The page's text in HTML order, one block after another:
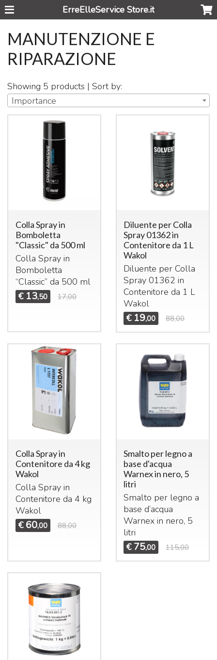
ErreElleService Store.it
MANUTENZIONE E
RIPARAZIONE
Showing 5 products | Sort by:
Importance
Colla Spray in
Bomboletta
"Classic" da 500 ml
Colla Spray in
Bomboletta
“Classic” da 500 ml
€ 13,50 17,00
Diluente per Colla
Spray 01362 in
Contenitore da 1 L
Wakol
Diluente per Colla
Spray 01362 in
Contenitore da 1 L
Wakol
€ 19,00 88,00
Colla Spray in
Contenitore da 4 kg
Wakol
Colla Spray in
Contenitore da 4 kg
Wakol
€ 60,00 88,00
Smalto per legno a
base d'acqua
Warnex in nero, 5
litri
Smalto per legno a
base d’acqua
Warnex in nero, 5
litri
€ 75,00 115,00